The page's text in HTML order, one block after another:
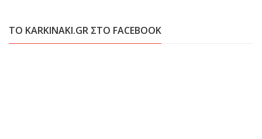
ΤΟ KARKINAKI.GR ΣΤΟ FACEBOOK